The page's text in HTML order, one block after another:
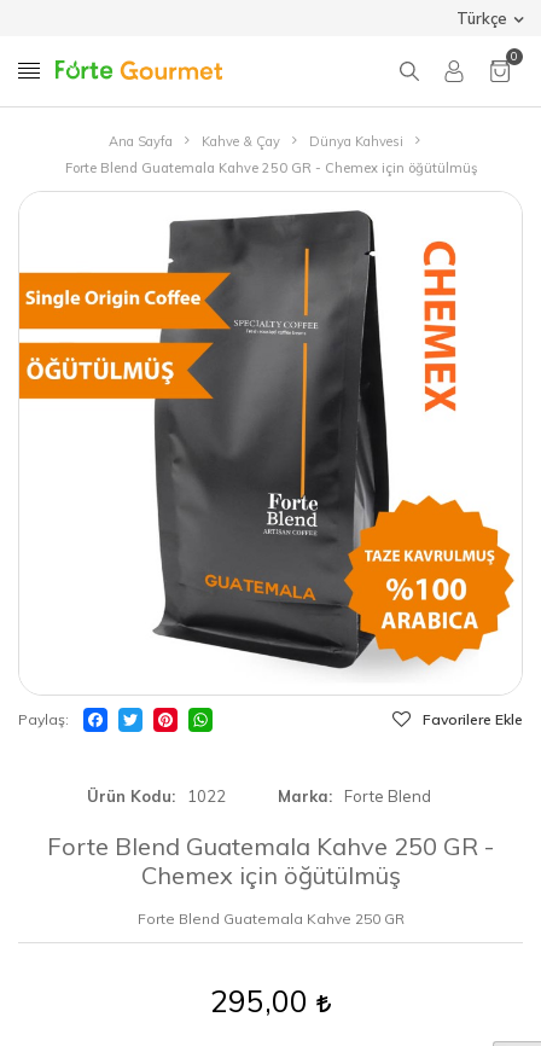
Türkçe
0
Ana Sayfa Kahve & Çay
Dünya Kahvesi
Forte Blend Guatemala Kahve 250 GR - Chemex için öğütülmüş
Paylaş Favorilere Ekle
Ürün Kodu 1022 Marka Forte Blend
Forte Blend Guatemala Kahve 250 GR -
Chemex için öğütülmüş
Forte Blend Guatemala Kahve 250 GR
295,00